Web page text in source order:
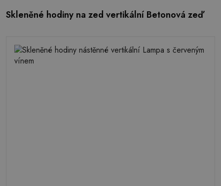
Skleněné hodiny na zed vertikální Betonová zeď